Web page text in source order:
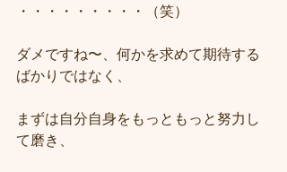
・・・・・・・・・（笑）
ダメですね〜、何かを求めて期待する
ばかりではなく、
まずは自分自身をもっともっと努力し
て磨き、